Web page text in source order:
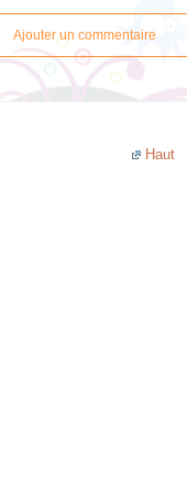
Ajouter un commentaire
Haut